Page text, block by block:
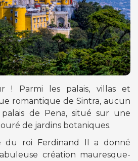
Parmi les palais, villas et
romantique de Sintra, aucun
de Pena, situé sur une
de jardins botaniques.
du roi Ferdinand II a donné
création mauresque-